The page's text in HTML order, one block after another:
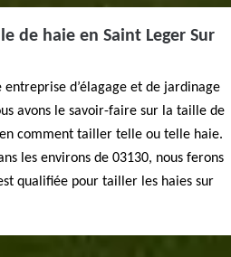
de haie en Saint Leger Sur
d’élagage et de jardinage
avons le savoir-faire sur la taille de
comment tailler telle ou telle haie.
les environs de 03130, nous ferons
qualifiée pour tailler les haies sur